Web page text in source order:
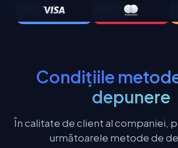
Condițiile
depunere
În calitate de client al companiei,
următoarele metode de